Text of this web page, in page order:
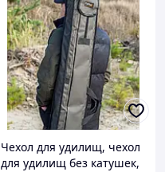
Чехол для удилищ, чехол
для удилищ без катушек,